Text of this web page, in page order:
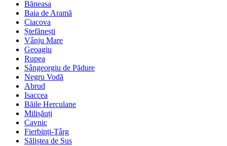
Băneasa
Baia de Aramă
Ciacova
Ștefănești
Vânju Mare
Geoagiu
Rupea
Sângeorgiu de Pădure
Negru Vodă
Abrud
Isaccea
Băile Herculane
Milișăuți
Cavnic
Fierbinți-Târg
Săliștea de Sus